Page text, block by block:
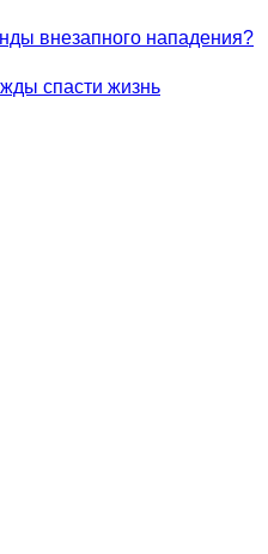
внезапного нападения?
спасти жизнь